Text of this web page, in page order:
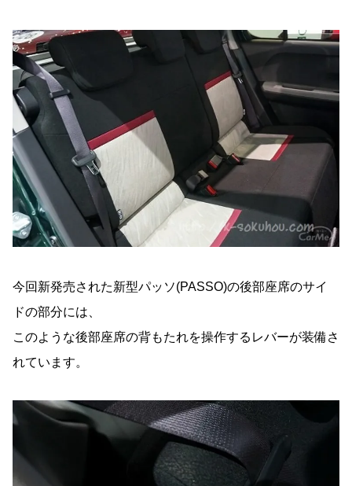
今回新発売された新型パッソ(PASSO)の後部座席のサイ
ドの部分には、
このような後部座席の背もたれを操作するレバーが装備さ
れています。